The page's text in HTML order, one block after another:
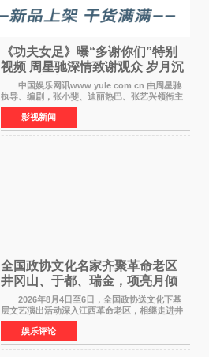
《功夫女足》曝“多谢你们”特别
视频 周星驰深情致谢观众 岁月沉
淀不灭初心
中国娱乐网讯www yule com cn 由周星驰
执导、编剧，张小斐、迪丽热巴、张艺兴领衔主
演，刘嘉玲、佐藤健特别出演，艾米、雪野、蔡
思贝、胡予安、倪好特别介绍的喜剧电影《功夫
女足》释出多谢你
影视新闻
全国政协文化名家齐聚革命老区
井冈山、于都、瑞金，项亮月倾
情献唱《桃花谣》致敬红色沃土
2026年8月4日至6日，全国政协送文化下基
层文艺演出活动深入江西革命老区，相继走进井
冈山、于都长征出发地、瑞金三地。由全国政协
文化文史和学习委员会副主任、甘肃省政协原主
席欧阳坚率团，一
娱乐评论